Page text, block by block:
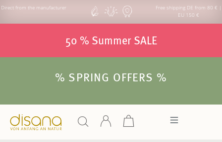
Direct from the manufacturer
Free shipping DE from 80 € |
EU 150 €
50 % Summer SALE
% SPRING OFFERS %